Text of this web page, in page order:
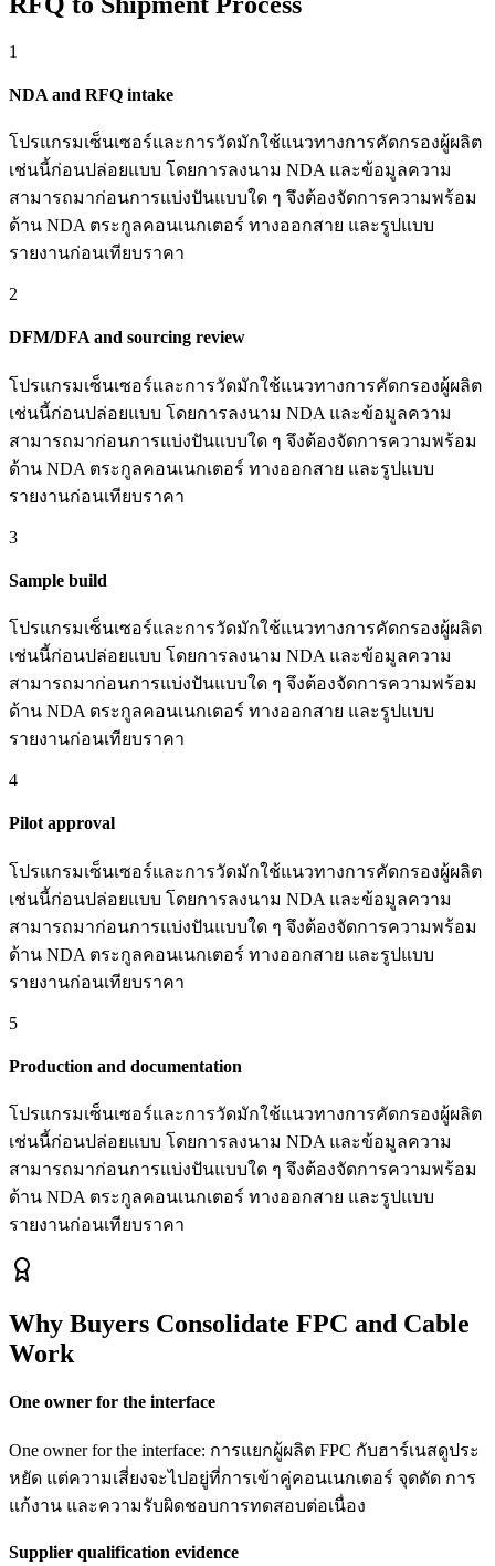
1
NDA and RFQ intake
โปรแกรมเซ็นเซอร์และการวัดมักใช้แนวทางการคัดกรองผู้ผลิต
เช่นนี้ก่อนปล่อยแบบ โดยการลงนาม NDA และข้อมูลความ
สามารถมาก่อนการแบ่งปันแบบใด ๆ จึงต้องจัดการความพร้อม
ด้าน NDA ตระกูลคอนเนกเตอร์ ทางออกสาย และรูปแบบ
รายงานก่อนเทียบราคา
2
DFM/DFA and sourcing review
โปรแกรมเซ็นเซอร์และการวัดมักใช้แนวทางการคัดกรองผู้ผลิต
เช่นนี้ก่อนปล่อยแบบ โดยการลงนาม NDA และข้อมูลความ
สามารถมาก่อนการแบ่งปันแบบใด ๆ จึงต้องจัดการความพร้อม
ด้าน NDA ตระกูลคอนเนกเตอร์ ทางออกสาย และรูปแบบ
รายงานก่อนเทียบราคา
3
Sample build
โปรแกรมเซ็นเซอร์และการวัดมักใช้แนวทางการคัดกรองผู้ผลิต
เช่นนี้ก่อนปล่อยแบบ โดยการลงนาม NDA และข้อมูลความ
สามารถมาก่อนการแบ่งปันแบบใด ๆ จึงต้องจัดการความพร้อม
ด้าน NDA ตระกูลคอนเนกเตอร์ ทางออกสาย และรูปแบบ
รายงานก่อนเทียบราคา
4
Pilot approval
โปรแกรมเซ็นเซอร์และการวัดมักใช้แนวทางการคัดกรองผู้ผลิต
เช่นนี้ก่อนปล่อยแบบ โดยการลงนาม NDA และข้อมูลความ
สามารถมาก่อนการแบ่งปันแบบใด ๆ จึงต้องจัดการความพร้อม
ด้าน NDA ตระกูลคอนเนกเตอร์ ทางออกสาย และรูปแบบ
รายงานก่อนเทียบราคา
5
Production and documentation
โปรแกรมเซ็นเซอร์และการวัดมักใช้แนวทางการคัดกรองผู้ผลิต
เช่นนี้ก่อนปล่อยแบบ โดยการลงนาม NDA และข้อมูลความ
สามารถมาก่อนการแบ่งปันแบบใด ๆ จึงต้องจัดการความพร้อม
ด้าน NDA ตระกูลคอนเนกเตอร์ ทางออกสาย และรูปแบบ
รายงานก่อนเทียบราคา
Why Buyers Consolidate FPC and Cable
Work
One owner for the interface
One owner for the interface: การแยกผู้ผลิต FPC กับฮาร์เนสดูประ
หยัด แต่ความเสี่ยงจะไปอยู่ที่การเข้าคู่คอนเนกเตอร์ จุดดัด การ
แก้งาน และความรับผิดชอบการทดสอบต่อเนื่อง
Supplier qualification evidence